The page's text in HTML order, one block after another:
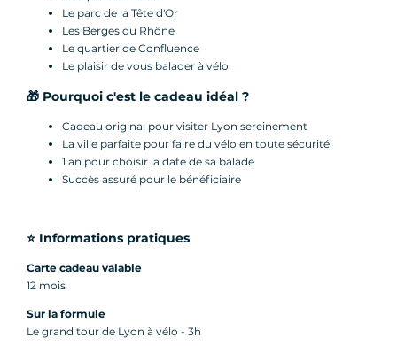
Le parc de la Tête d'Or
Les Berges du Rhône
Le quartier de Confluence
Le plaisir de vous balader à vélo
🎁 Pourquoi c'est le cadeau idéal ?
Cadeau original pour visiter Lyon sereinement
La ville parfaite pour faire du vélo en toute sécurité
1 an pour choisir la date de sa balade
Succès assuré pour le bénéficiaire
⭐️ Informations pratiques
Carte cadeau valable
12 mois
Sur la formule
Le grand tour de Lyon à vélo - 3h